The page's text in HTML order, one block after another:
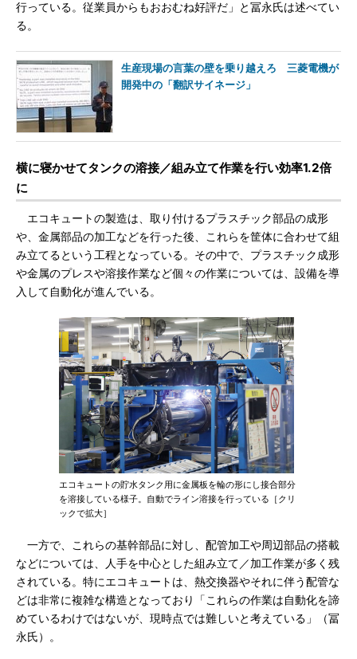
行っている。従業員からもおおむね好評だ」と冨永氏は述べてい
る。
生産現場の言葉の壁を乗り越えろ 三菱電機が
開発中の「翻訳サイネージ」
横に寝かせてタンクの溶接／組み立て作業を行い効率1.2倍
に
エコキュートの製造は、取り付けるプラスチック部品の成形
や、金属部品の加工などを行った後、これらを筐体に合わせて組
み立てるという工程となっている。その中で、プラスチック成形
や金属のプレスや溶接作業など個々の作業については、設備を導
入して自動化が進んでいる。
エコキュートの貯水タンク用に金属板を輪の形にし接合部分
を溶接している様子。自動でライン溶接を行っている［クリ
ックで拡大］
一方で、これらの基幹部品に対し、配管加工や周辺部品の搭載
などについては、人手を中心とした組み立て／加工作業が多く残
されている。特にエコキュートは、熱交換器やそれに伴う配管な
どは非常に複雑な構造となっており「これらの作業は自動化を諦
めているわけではないが、現時点では難しいと考えている」（冨
永氏）。